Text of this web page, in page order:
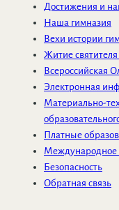
Достижения и
Наша гимназия
Вехи истории
Житие
Всероссийская
Электронная
Материально-
Платные
Международное
Безопасность
Обратная связь